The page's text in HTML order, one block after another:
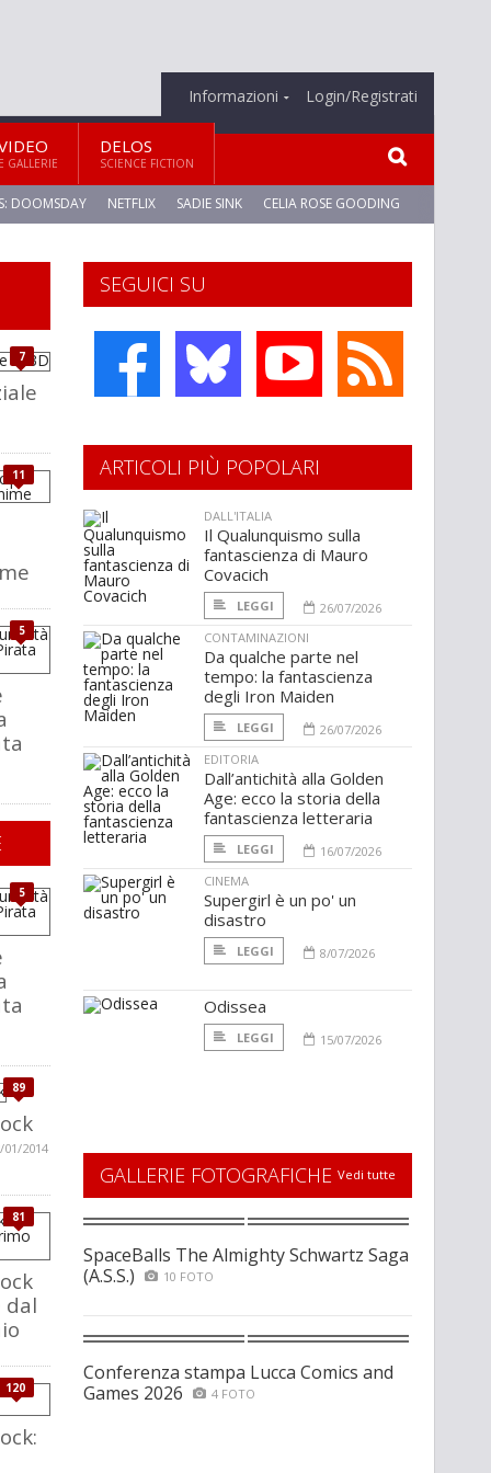
Informazioni Login/Registrati
E GALLERIE
DELOS
SCIENCE FICTION
DOOMSDAY NETFLIX SADIE SINK CELIA ROSE GOODING
SEGUICI SU
7
11
5
5
89
01/2014
81
dal
120
ARTICOLI PIÙ POPOLARI
DALL'ITALIA
Il Qualunquismo sulla
fantascienza di Mauro
Covacich
LEGGI
26/07/2026
CONTAMINAZIONI
Da qualche parte nel
tempo: la fantascienza
degli Iron Maiden
LEGGI
26/07/2026
EDITORIA
Dall’antichità alla Golden
Age: ecco la storia della
fantascienza letteraria
LEGGI
16/07/2026
CINEMA
Supergirl è un po' un
disastro
LEGGI 8/07/2026
Odissea
LEGGI 15/07/2026
GALLERIE FOTOGRAFICHE Vedi tutte
SpaceBalls The Almighty Schwartz Saga
(A.S.S.)
10 FOTO
Conferenza stampa Lucca Comics and
Games 2026
4 FOTO